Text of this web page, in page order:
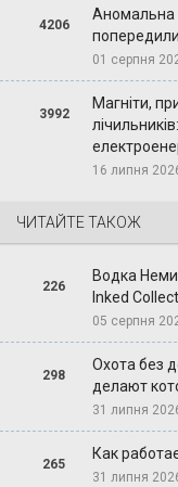
4206
Аномальна
попередили
01 серпня
3992
Магніти,
16 липня
ЧИТАЙТЕ ТАКОЖ
226
Водка
Inked
05 серпня
298
Охота без
делают
31 липня
265
Как
31 липня